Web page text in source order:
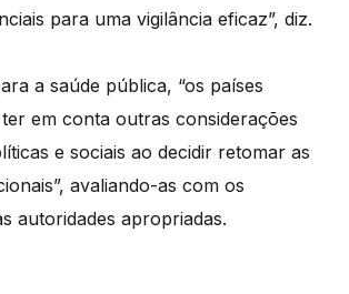
para uma vigilância eficaz”, diz.
a saúde pública, “os países
em conta outras considerações
e sociais ao decidir retomar as
avaliando-as com os
autoridades apropriadas.